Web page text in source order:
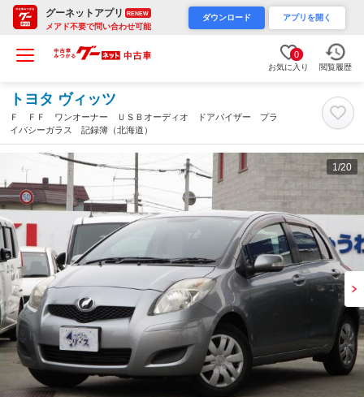
グーネットアプリ RENEW
メアド不要で問い合わせ可能
ダウンロード アプリを開く
0
お気に入り 閲覧履歴
トヨタ ヴィッツ
Ｆ ＦＦ ワンオーナー ＵＳＢオーディオ ドアバイザー プラ
イバシーガラス 記録簿（北海道）
1 /20